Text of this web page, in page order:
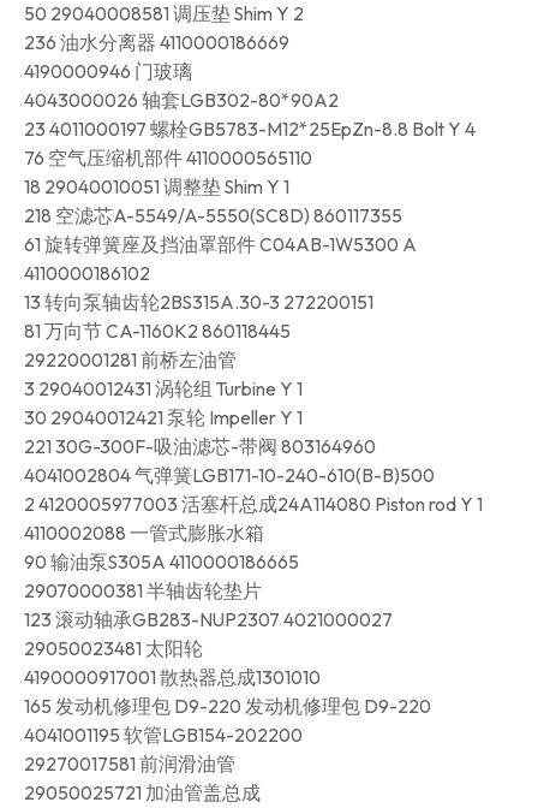
50 29040008581 调压垫 Shim Y 2
236 油水分离器 4110000186669
4190000946 门玻璃
4043000026 轴套LGB302-80*90A2
23 4011000197 螺栓GB5783-M12*25EpZn-8.8 Bolt Y 4
76 空气压缩机部件 4110000565110
18 29040010051 调整垫 Shim Y 1
218 空滤芯A-5549/A-5550(SC8D) 860117355
61 旋转弹簧座及挡油罩部件 C04AB-1W5300 A
4110000186102
13 转向泵轴齿轮2BS315A.30-3 272200151
81 万向节 CA-1160K2 860118445
29220001281 前桥左油管
3 29040012431 涡轮组 Turbine Y 1
30 29040012421 泵轮 Impeller Y 1
221 30G-300F-吸油滤芯-带阀 803164960
4041002804 气弹簧LGB171-10-240-610(B-B)500
2 4120005977003 活塞杆总成24A114080 Piston rod Y 1
4110002088 一管式膨胀水箱
90 输油泵S305A 4110000186665
29070000381 半轴齿轮垫片
123 滚动轴承GB283-NUP2307 4021000027
29050023481 太阳轮
4190000917001 散热器总成1301010
165 发动机修理包 D9-220 发动机修理包 D9-220
4041001195 软管LGB154-202200
29270017581 前润滑油管
29050025721 加油管盖总成